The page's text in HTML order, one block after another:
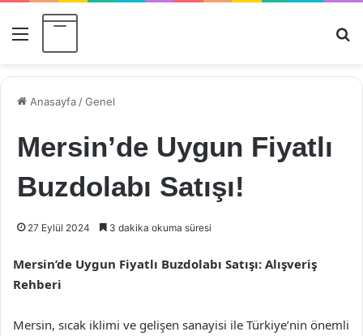
Menü
Anasayfa /Genel
Mersin’de Uygun Fiyatlı
Buzdolabı Satışı!
27 Eylül 2024 3 dakika okuma süresi
Mersin’de Uygun Fiyatlı Buzdolabı Satışı: Alışveriş
Rehberi
Mersin, sıcak iklimi ve gelişen sanayisi ile Türkiye’nin önemli